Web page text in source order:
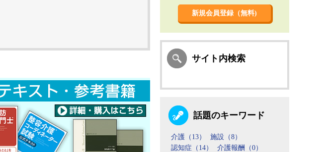
新規会員登録（無料)
サイト内検索
話題のキーワード
介護（13）
施設（8）
認知症（14）
介護報酬（0）